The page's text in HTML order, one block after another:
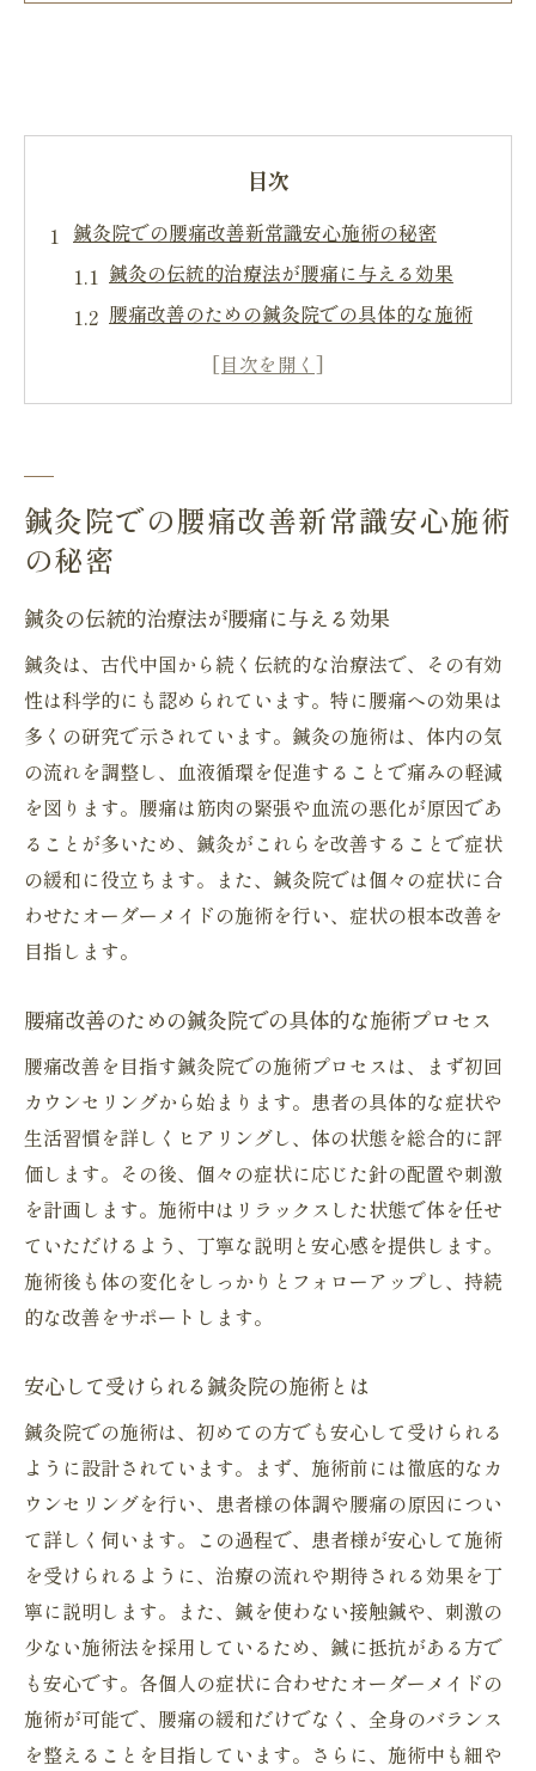
目次
鍼灸院での腰痛改善新常識安心施術の秘密
鍼灸の伝統的治療法が腰痛に与える効果
腰痛改善のための鍼灸院での具体的な施術
痛み緩和だけでなく健康維持にも役立つ鍼
灸
鍼灸院で腰痛を改善する施術の効果に迫る
信頼できる鍼灸院の施術者の選び方
施術前のカウンセリングが重要な理由
鍼灸が持つ腰痛改善の科学的基盤
腰痛改善のために鍼灸を受ける頻度とは
顧客満足度の高い鍼灸院の施術方法
鍼灸で腰痛と向き合った実際の体験談
鍼灸院の施術で腰痛とサヨナラ安心感の理由
鍼灸院での施術がもたらす心身のリラクゼ
安心感を育む鍼灸院の環境と雰囲気
初めてでも安心、鍼を使わない施術法の紹
介
腰痛改善における鍼灸の持続的効果
施術後のフォローアップとセルフケア提案
鍼灸での腰痛治療を選んだ理由
腰痛に悩む方必見鍼灸院の施術で健康維持
定期的な鍼灸施術がもたらす健康効果
健康維持のための鍼灸院選びのポイント
自宅でできる簡単な腰痛予防エクササイズ
腰痛再発を防ぐための生活習慣の見直し
鍼灸院での施術後に期待できる健康改善
鍼灸院での腰痛改善その効果と安心の理由
鍼灸が腰痛に与える具体的な効果とは
安心して通える鍼灸院の特徴とは
施術後のアフターケアでさらなる効果を実
感
鍼灸院での施術が日常生活に与える影響
鍼灸院での腰痛改善新常識安心施術
の秘密
鍼灸の伝統的治療法が腰痛に与える効果
鍼灸は、古代中国から続く伝統的な治療法で、その有効
性は科学的にも認められています。特に腰痛への効果は
多くの研究で示されています。鍼灸の施術は、体内の気
の流れを調整し、血液循環を促進することで痛みの軽減
を図ります。腰痛は筋肉の緊張や血流の悪化が原因であ
ることが多いため、鍼灸がこれらを改善することで症状
の緩和に役立ちます。また、鍼灸院では個々の症状に合
わせたオーダーメイドの施術を行い、症状の根本改善を
目指します。
腰痛改善のための鍼灸院での具体的な施術プロセス
腰痛改善を目指す鍼灸院での施術プロセスは、まず初回
カウンセリングから始まります。患者の具体的な症状や
生活習慣を詳しくヒアリングし、体の状態を総合的に評
価します。その後、個々の症状に応じた針の配置や刺激
を計画します。施術中はリラックスした状態で体を任せ
ていただけるよう、丁寧な説明と安心感を提供します。
施術後も体の変化をしっかりとフォローアップし、持続
的な改善をサポートします。
安心して受けられる鍼灸院の施術とは
鍼灸院での施術は、初めての方でも安心して受けられる
ように設計されています。まず、施術前には徹底的なカ
ウンセリングを行い、患者様の体調や腰痛の原因につい
て詳しく伺います。この過程で、患者様が安心して施術
を受けられるように、治療の流れや期待される効果を丁
寧に説明します。また、鍼を使わない接触鍼や、刺激の
少ない施術法を採用しているため、鍼に抵抗がある方で
も安心です。各個人の症状に合わせたオーダーメイドの
施術が可能で、腰痛の緩和だけでなく、全身のバランス
を整えることを目指しています。さらに、施術中も細や